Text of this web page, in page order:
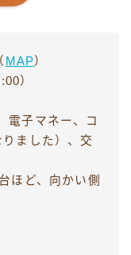
MAP）
）
電子マネー、コ
ました）、交
ほど、向かい側